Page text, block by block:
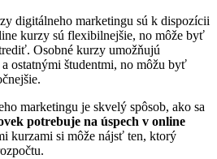
digitálneho marketingu sú k dispozícii
kurzy sú flexibilnejšie, no môže byť
Osobné kurzy umožňujú
ostatnými študentmi, no môžu byť
marketingu je skvelý spôsob, ako sa
potrebuje na úspech v online
kurzami si môže nájsť ten, ktorý